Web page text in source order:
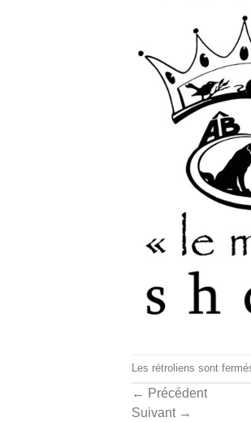
Les rétroliens sont
← Précédent
Suivant →